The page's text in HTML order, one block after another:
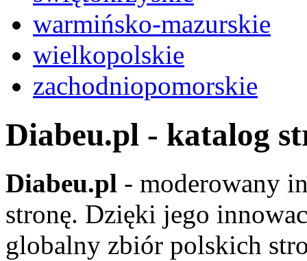
warmińsko-mazurskie
wielkopolskie
zachodniopomorskie
Diabeu.pl - katalog
Diabeu.pl - moderowany
stronę. Dzięki jego
globalny zbiór polskich